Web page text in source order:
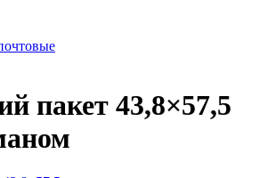
пакет 43,8×57,5